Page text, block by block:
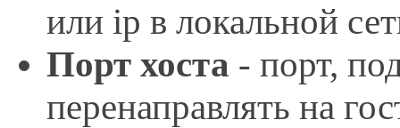
или ip в локальной
Порт хоста - порт,
перенаправлять на